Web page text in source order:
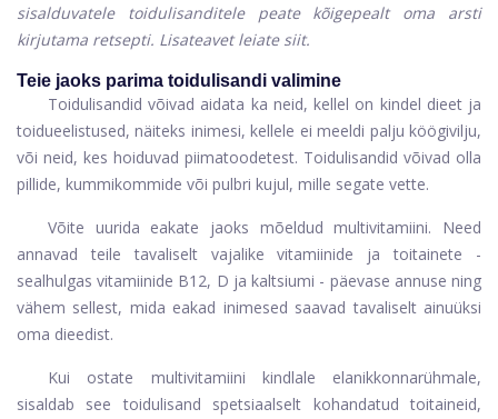
sisalduvatele toidulisanditele peate kõigepealt oma arsti
kirjutama retsepti. Lisateavet leiate siit.
Teie jaoks parima toidulisandi valimine
Toidulisandid võivad aidata ka neid, kellel on kindel dieet ja
toidueelistused, näiteks inimesi, kellele ei meeldi palju köögivilju,
või neid, kes hoiduvad piimatoodetest. Toidulisandid võivad olla
pillide, kummikommide või pulbri kujul, mille segate vette.
Võite uurida eakate jaoks mõeldud multivitamiini. Need
annavad teile tavaliselt vajalike vitamiinide ja toitainete -
sealhulgas vitamiinide B12, D ja kaltsiumi - päevase annuse ning
vähem sellest, mida eakad inimesed saavad tavaliselt ainuüksi
oma dieedist.
Kui ostate multivitamiini kindlale elanikkonnarühmale,
sisaldab see toidulisand spetsiaalselt kohandatud toitaineid,